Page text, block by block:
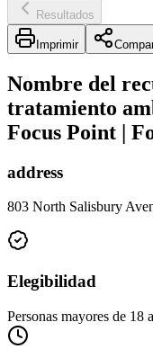
Resultados
Imprimir
Nombre del
tratamiento
Focus Point |
address
803 North Salisbury
Elegibilidad
Personas mayores de 18